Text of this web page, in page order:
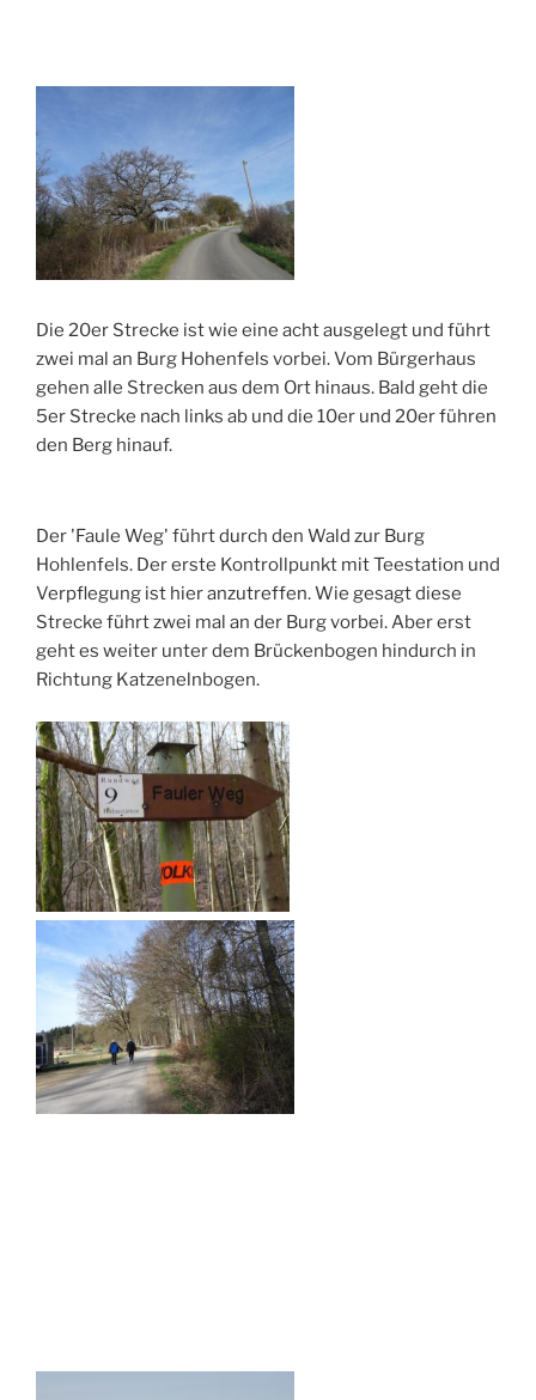
Die 20er Strecke ist wie eine acht ausgelegt und führt
zwei mal an Burg Hohenfels vorbei. Vom Bürgerhaus
gehen alle Strecken aus dem Ort hinaus. Bald geht die
5er Strecke nach links ab und die 10er und 20er führen
den Berg hinauf.
Der 'Faule Weg' führt durch den Wald zur Burg
Hohlenfels. Der erste Kontrollpunkt mit Teestation und
Verpflegung ist hier anzutreffen. Wie gesagt diese
Strecke führt zwei mal an der Burg vorbei. Aber erst
geht es weiter unter dem Brückenbogen hindurch in
Richtung Katzenelnbogen.